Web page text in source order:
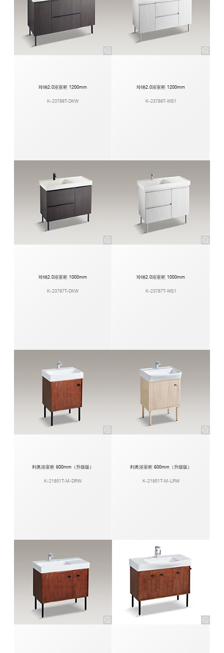
玲纳2.0浴室柜 1200mm
K-23788T-DKW
玲纳2.0浴室柜 1200mm
K-23788T-WS1
玲纳2.0浴室柜 1000mm
K-23787T-DKW
玲纳2.0浴室柜 1000mm
K-23787T-WS1
利奥浴室柜 600mm（升级版）
K-21851T-M-DRW
利奥浴室柜 600mm（升级版）
K-21851T-M-LRW